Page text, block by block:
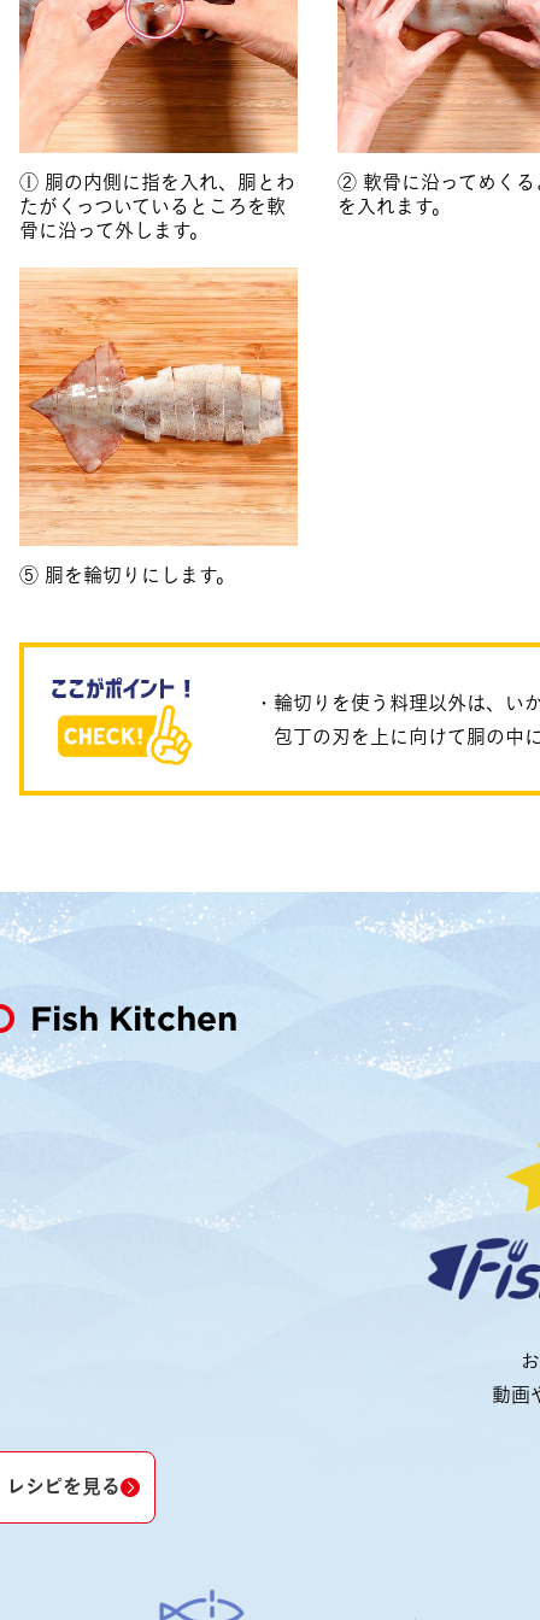
① 胴の内側に指を入れ、胴とわ
たがくっついているところを軟
骨に沿って外します。
② 軟骨に沿ってめくる
を入れます。
⑤ 胴を輪切りにします。
・輪切りを使う料理以外は、い
包丁の刃を上に向けて胴の中
Fish Kitchen
動画
レシピを見る